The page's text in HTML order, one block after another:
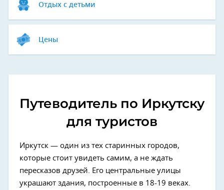
Отдых с детьми
Цены
Путеводитель по Иркутску
для туристов
Иркутск — один из тех старинных городов,
которые стоит увидеть самим, а не ждать
пересказов друзей. Его центральные улицы
украшают здания, построенные в 18-19 веках.